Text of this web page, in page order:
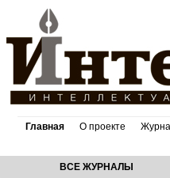
Главная О проекте
ВСЕ ЖУРНАЛЫ